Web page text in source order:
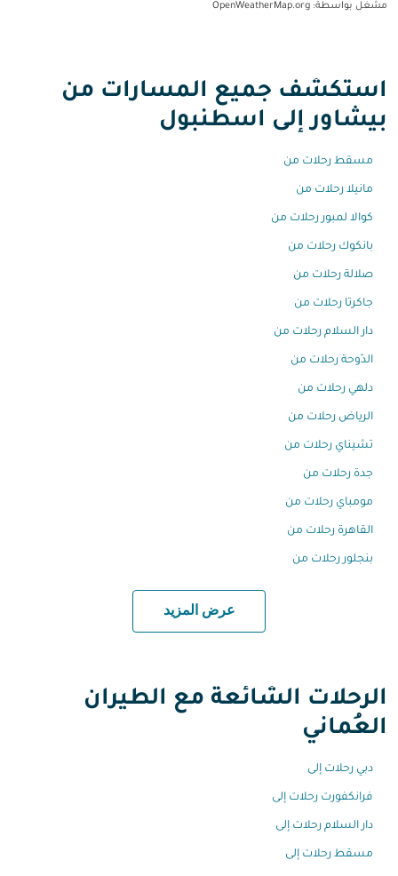
مشغل بواسطة: OpenWeatherMap.org
استكشف جميع المسارات من
بيشاور إلى اسطنبول
مسقط رحلات من
مانيلا رحلات من
كوالا لمبور رحلات من
بانكوك رحلات من
صلالة رحلات من
جاكرتا رحلات من
دار السلام رحلات من
الدّوحة رحلات من
دلهي رحلات من
الرياض رحلات من
تشيناي رحلات من
جدة رحلات من
مومباي رحلات من
القاهرة رحلات من
بنجلور رحلات من
عرض المزيد
الرحلات الشائعة مع الطيران
العُماني
دبي رحلات إلى
فرانكفورت رحلات إلى
دار السلام رحلات إلى
مسقط رحلات إلى